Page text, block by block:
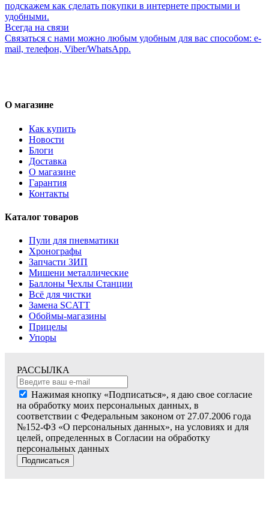
подскажем как сделать покупки в интернете простыми и
удобными.
Всегда на связи
Связаться с нами можно любым удобным для вас способом: e-
mail, телефон, Viber/WhatsApp.
О магазине
Как купить
Новости
Блоги
Доставка
О магазине
Гарантия
Контакты
Каталог товаров
Пули для пневматики
Хронографы
Запчасти ЗИП
Мишени металлические
Баллоны Чехлы Станции
Всё для чистки
Замена SCATT
Обоймы-магазины
Прицелы
Упоры
РАССЫЛКА
Нажимая кнопку «Подписаться», я даю свое согласие
на обработку моих персональных данных, в
соответствии с Федеральным законом от 27.07.2006 года
№152-ФЗ «О персональных данных», на условиях и для
целей, определенных в Согласии на обработку
персональных данных
Подписаться